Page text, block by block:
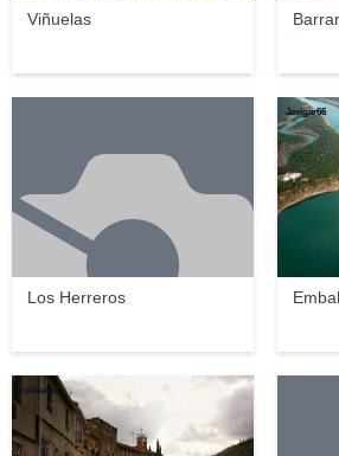
Viñuelas
Los Herreros
Javigar66
milouba